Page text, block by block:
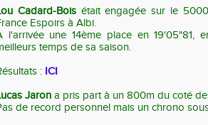
Cadard-Boisétait engagée sur le
Espoirs à Albi.
l'arrivée une 14ème place en 19'05"81,
temps de sa saison.
: ICI
Jaron a pris part à un 800m du coté
de record personnel mais un chrono